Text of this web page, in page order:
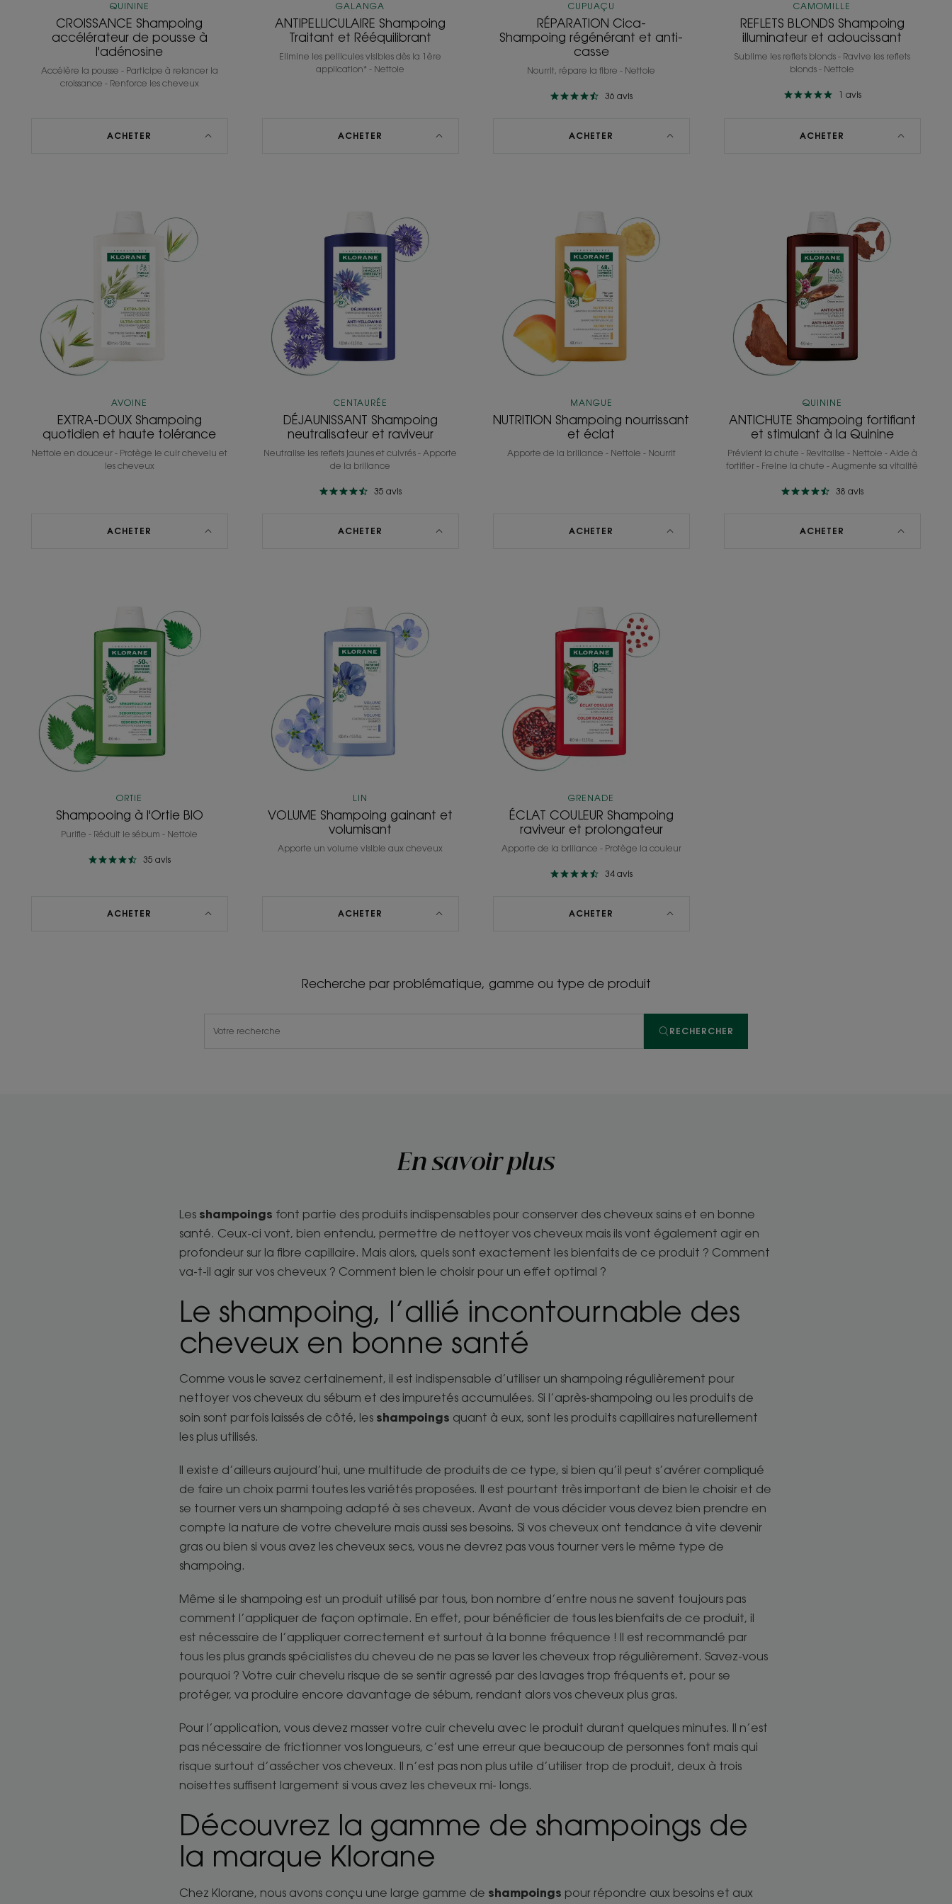
QUININE
CROISSANCE Shampoing
accélérateur de pousse à
l'adénosine
Accélère la pousse - Participe à relancer la
croissance - Renforce les cheveux
ACHETER
GALANGA
ANTIPELLICULAIRE Shampoing
Traitant et Rééquilibrant
Elimine les pellicules visibles dès la 1ère
application* - Nettoie
ACHETER
CUPUAÇU
RÉPARATION Cica-
Shampoing régénérant et anti-
casse
Nourrit, répare la fibre - Nettoie
36avis
ACHETER
CAMOMILLE
REFLETS BLONDS Shampoing
illuminateur et adoucissant
Sublime les reflets blonds - Ravive les reflets
blonds - Nettoie
1 avis
ACHETER
Shampoing
quotidien
et
haute
tolérance
AVOINE
EXTRA-DOUX Shampoing
quotidien et haute tolérance
Nettoie en douceur - Protège le cuir chevelu et
les cheveux
ACHETER
neutralisateur
et
raviveur
CENTAURÉE
DÉJAUNISSANT Shampoing
neutralisateur et raviveur
Neutralise les reflets jaunes et cuivrés - Apporte
de la brillance
35avis
ACHETER
nourrissant
et
éclat
MANGUE
NUTRITION Shampoing nourrissant
et éclat
Apporte de la brillance - Nettoie - Nourrit
ACHETER
Shampoing
fortifiant
et
stimulant
à
la
Quinine
QUININE
ANTICHUTE Shampoing fortifiant
et stimulant à la Quinine
Prévient la chute - Revitalise - Nettoie - Aide à
fortifier - Freine la chute - Augmente sa vitalité
38avis
ACHETER
l'Ortie
BIO
ORTIE
Shampooing à l'Ortie BIO
Purifie - Réduit le sébum - Nettoie
35avis
ACHETER
gainant
et
volumisant
LIN
VOLUME Shampoing gainant et
volumisant
Apporte un volume visible aux cheveux
ACHETER
Shampoing
raviveur
et
prolongateur
GRENADE
ÉCLAT COULEUR Shampoing
raviveur et prolongateur
Apporte de la brillance - Protège la couleur
34avis
ACHETER
Recherche par problématique, gamme ou type de produit
RECHERCHER
En savoir plus
Les shampoings font partie des produits indispensables pour conserver des cheveux sains et en bonne
santé. Ceux-ci vont, bien entendu, permettre de nettoyer vos cheveux mais ils vont également agir en
profondeur sur la fibre capillaire. Mais alors, quels sont exactement les bienfaits de ce produit ? Comment
va-t-il agir sur vos cheveux ? Comment bien le choisir pour un effet optimal ?
Le shampoing, l’allié incontournable des
cheveux en bonne santé
Comme vous le savez certainement, il est indispensable d’utiliser un shampoing régulièrement pour
nettoyer vos cheveux du sébum et des impuretés accumulées. Si l’après-shampoing ou les produits de
soin sont parfois laissés de côté, les shampoings quant à eux, sont les produits capillaires naturellement
les plus utilisés.
Il existe d’ailleurs aujourd’hui, une multitude de produits de ce type, si bien qu’il peut s’avérer compliqué
de faire un choix parmi toutes les variétés proposées. Il est pourtant très important de bien le choisir et de
se tourner vers un shampoing adapté à ses cheveux. Avant de vous décider vous devez bien prendre en
compte la nature de votre chevelure mais aussi ses besoins. Si vos cheveux ont tendance à vite devenir
gras ou bien si vous avez les cheveux secs, vous ne devrez pas vous tourner vers le même type de
shampoing.
Même si le shampoing est un produit utilisé par tous, bon nombre d’entre nous ne savent toujours pas
comment l’appliquer de façon optimale. En effet, pour bénéficier de tous les bienfaits de ce produit, il
est nécessaire de l’appliquer correctement et surtout à la bonne fréquence ! Il est recommandé par
tous les plus grands spécialistes du cheveu de ne pas se laver les cheveux trop régulièrement. Savez-vous
pourquoi ? Votre cuir chevelu risque de se sentir agressé par des lavages trop fréquents et, pour se
protéger, va produire encore davantage de sébum, rendant alors vos cheveux plus gras.
Pour l’application, vous devez masser votre cuir chevelu avec le produit durant quelques minutes. Il n’est
pas nécessaire de frictionner vos longueurs, c’est une erreur que beaucoup de personnes font mais qui
risque surtout d’assécher vos cheveux. Il n’est pas non plus utile d’utiliser trop de produit, deux à trois
noisettes suffisent largement si vous avez les cheveux mi- longs.
Découvrez la gamme de shampoings de
la marque Klorane
Chez Klorane, nous avons conçu une large gamme de shampoings pour répondre aux besoins et aux